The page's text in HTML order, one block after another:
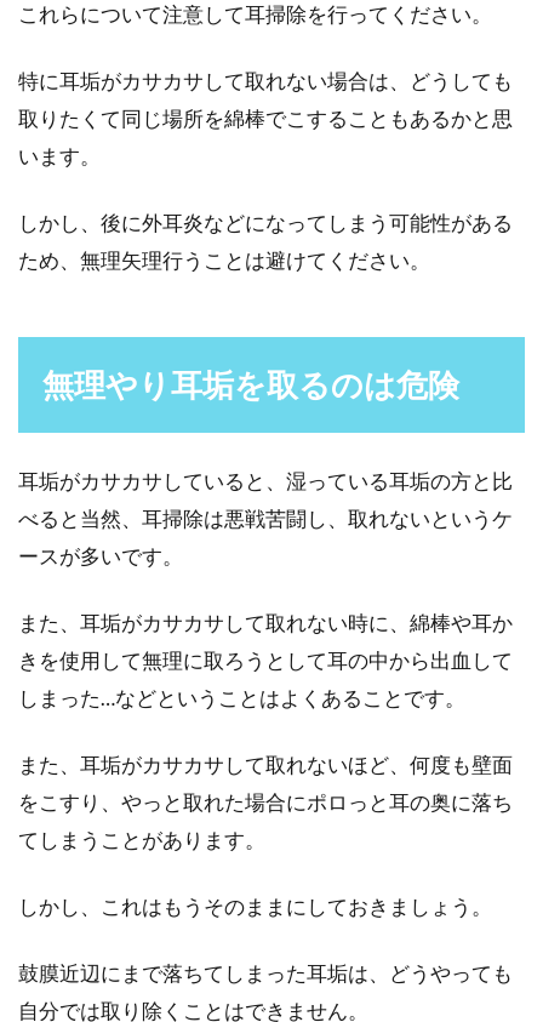
これらについて注意して耳掃除を行ってください。
特に耳垢がカサカサして取れない場合は、どうしても
取りたくて同じ場所を綿棒でこすることもあるかと思
います。
しかし、後に外耳炎などになってしまう可能性がある
ため、無理矢理行うことは避けてください。
無理やり耳垢を取るのは危険
耳垢がカサカサしていると、湿っている耳垢の方と比
べると当然、耳掃除は悪戦苦闘し、取れないというケ
ースが多いです。
また、耳垢がカサカサして取れない時に、綿棒や耳か
きを使用して無理に取ろうとして耳の中から出血して
しまった…などということはよくあることです。
また、耳垢がカサカサして取れないほど、何度も壁面
をこすり、やっと取れた場合にポロっと耳の奥に落ち
てしまうことがあります。
しかし、これはもうそのままにしておきましょう。
鼓膜近辺にまで落ちてしまった耳垢は、どうやっても
自分では取り除くことはできません。